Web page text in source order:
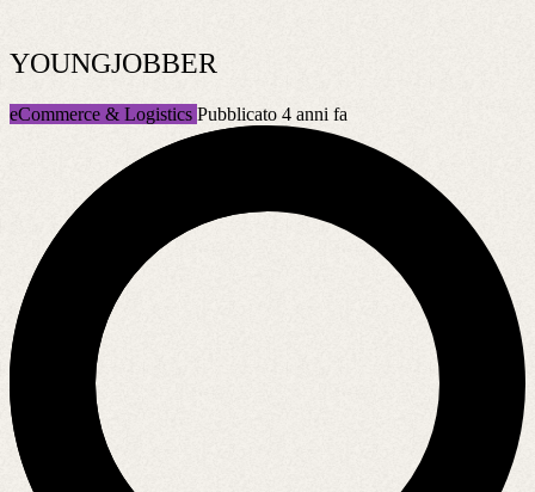
YOUNGJOBBER
eCommerce & Logistics Pubblicato 4 anni fa